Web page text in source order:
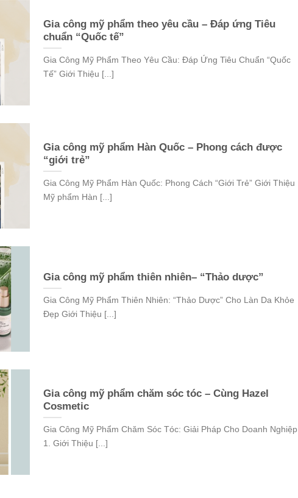
Gia công mỹ phẩm theo yêu cầu – Đáp ứng Tiêu
chuẩn “Quốc tế”
Gia Công Mỹ Phẩm Theo Yêu Cầu: Đáp Ứng Tiêu Chuẩn “Quốc
Tế” Giới Thiệu [...]
Gia công mỹ phẩm Hàn Quốc – Phong cách được
“giới trẻ”
Gia Công Mỹ Phẩm Hàn Quốc: Phong Cách “Giới Trẻ” Giới Thiệu
Mỹ phẩm Hàn [...]
Gia công mỹ phẩm thiên nhiên– “Thảo dược”
Gia Công Mỹ Phẩm Thiên Nhiên: “Thảo Dược” Cho Làn Da Khỏe
Đẹp Giới Thiệu [...]
Gia công mỹ phẩm chăm sóc tóc – Cùng Hazel
Cosmetic
Gia Công Mỹ Phẩm Chăm Sóc Tóc: Giải Pháp Cho Doanh Nghiệp
1. Giới Thiệu [...]